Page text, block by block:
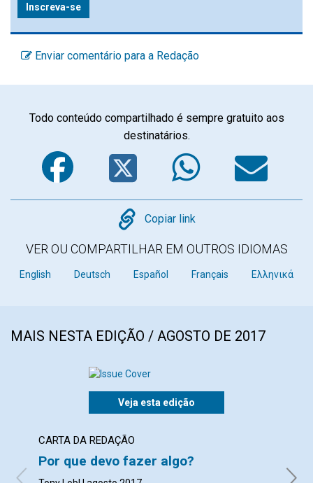
Inscreva-se
Enviar comentário para a Redação
Todo conteúdo compartilhado é sempre gratuito aos
destinatários.
Facebook
Twitter
Copy
Copiar link
VER OU COMPARTILHAR EM OUTROS IDIOMAS
English Deutsch Español Français Ελληνικά
MAIS NESTA EDIÇÃO / AGOSTO DE 2017
Veja esta edição
CARTA DA REDAÇÃO
Por que devo fazer algo?